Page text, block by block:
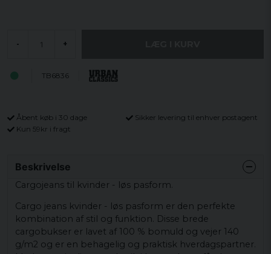
- +
TB6836
Åbent køb i 30 dage
Sikker levering til enhver postagent
Kun 59kr i fragt
Beskrivelse
Cargojeans til kvinder - løs pasform.
Cargo jeans kvinder - løs pasform er den perfekte
kombination af stil og funktion. Disse brede
cargobukser er lavet af 100 % bomuld og vejer 140
g/m2 og er en behagelig og praktisk hverdagspartner.